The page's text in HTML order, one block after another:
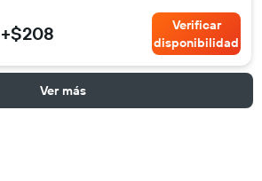
+$208
Verificar
disponibilidad
Ver más